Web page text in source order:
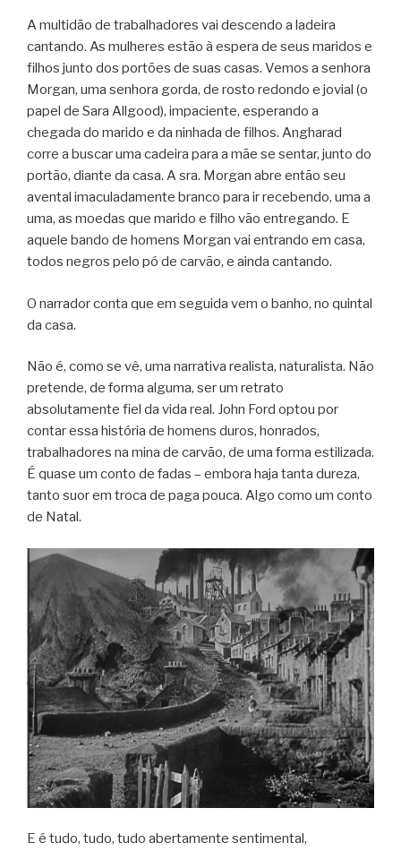
A multidão de trabalhadores vai descendo a ladeira
cantando. As mulheres estão à espera de seus maridos e
filhos junto dos portões de suas casas. Vemos a senhora
Morgan, uma senhora gorda, de rosto redondo e jovial (o
papel de Sara Allgood), impaciente, esperando a
chegada do marido e da ninhada de filhos. Angharad
corre a buscar uma cadeira para a mãe se sentar, junto do
portão, diante da casa. A sra. Morgan abre então seu
avental imaculadamente branco para ir recebendo, uma a
uma, as moedas que marido e filho vão entregando. E
aquele bando de homens Morgan vai entrando em casa,
todos negros pelo pó de carvão, e ainda cantando.
O narrador conta que em seguida vem o banho, no quintal
da casa.
Não é, como se vê, uma narrativa realista, naturalista. Não
pretende, de forma alguma, ser um retrato
absolutamente fiel da vida real. John Ford optou por
contar essa história de homens duros, honrados,
trabalhadores na mina de carvão, de uma forma estilizada.
É quase um conto de fadas – embora haja tanta dureza,
tanto suor em troca de paga pouca. Algo como um conto
de Natal.
E é tudo, tudo, tudo abertamente sentimental,